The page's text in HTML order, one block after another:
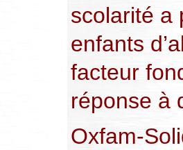
scolarité a
enfants
facteur
réponse à
Oxfam-